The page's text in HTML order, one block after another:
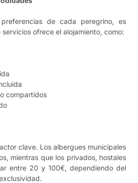
de cada peregrino, es
ofrece el alojamiento, como:
compartidos
clave. Los albergues municipales
mientras que los privados, hostales
entre 20 y 100€, dependiendo del